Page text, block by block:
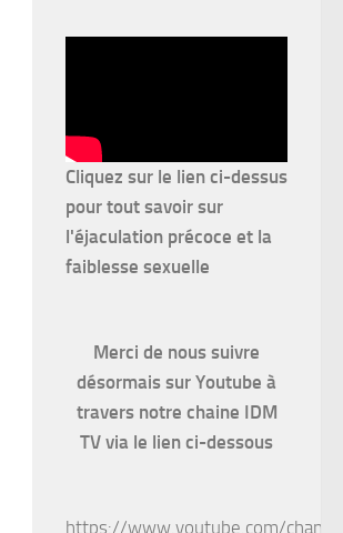
Cliquez sur le lien ci-dessus
pour tout savoir sur
l'éjaculation précoce et la
faiblesse sexuelle
Merci de nous suivre
désormais sur Youtube à
travers notre chaine IDM
TV via le lien ci-dessous
https://www.youtube.com/